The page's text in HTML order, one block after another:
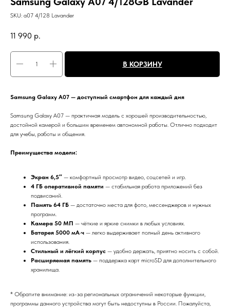
SKU: a07 4/128 Lavander
11 990 р.
В КОРЗИНУ
Samsung Galaxy A07 — доступный смартфон для каждый дня
Samsung Galaxy A07 — практичная модель с хорошей производительностью,
достойной камерой и большим временем автономной работы. Отлично подходит
для учебы, работы и общения.
Преимущества модели:
Экран 6,5″ — комфортный просмотр видео, соцсетей и игр.
4 ГБ оперативной памяти — стабильная работа приложений без
подвисаний.
Память 64 ГБ — достаточно места для фото, мессенджеров и нужных
программ.
Камера 50 МП — чёткие и яркие снимки в любых условиях.
Батарея 5000 мА·ч — легко выдерживает полный день активного
использования.
Стильный и лёгкий корпус — удобно держать, приятно носить с собой.
Расширяемая память — поддержка карт microSD для дополнительного
хранилища.
* Обратите внимание: из-за региональных ограничений некоторые функции,
программы данного устройства могут быть недоступны в России. Пожалуйста,